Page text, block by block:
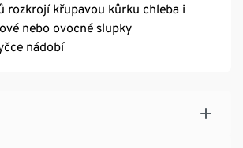
rozkrojí křupavou kůrku chleba i
nebo ovocné slupky
nádobí